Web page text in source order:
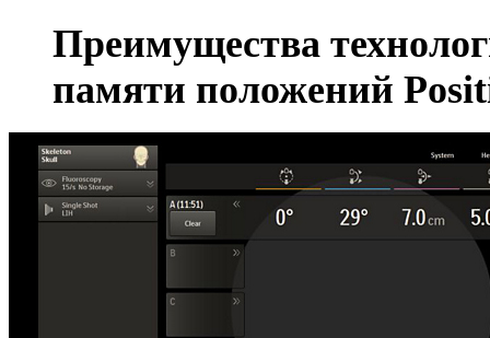
Преимущества
памяти положений